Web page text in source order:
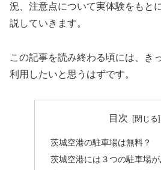
況、注意点について実体験をもと
説していきます。
この記事を読み終わる頃には、き
利用したいと思うはずです。
目次
茨城空港の駐車場は無料？
茨城空港には３つの駐車場が